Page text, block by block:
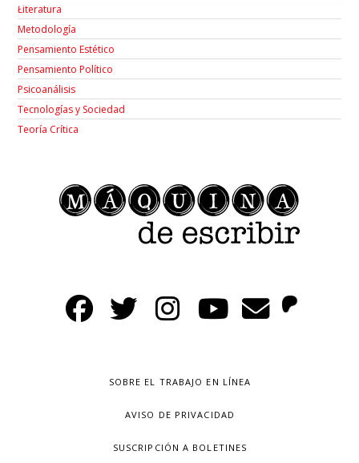
Łiteratura
Metodología
Pensamiento Estético
Pensamiento Político
Psicoanálisis
Tecnologías y Sociedad
Teoría Crítica
SOBRE EL TRABAJO EN LÍNEA
AVISO DE PRIVACIDAD
SUSCRIPCIÓN A BOLETINES